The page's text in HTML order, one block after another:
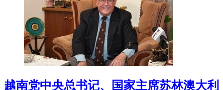
越南党中央总书记、国家主席苏林澳大利